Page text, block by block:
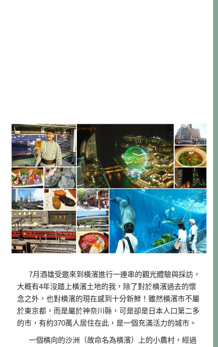
7月酒雄受邀來到橫濱進行一連串的觀光體驗與採訪，
大概有4年沒踏上橫濱土地的我，除了對於橫濱過去的懷
念之外，也對橫濱的現在感到十分新鮮！雖然橫濱市不屬
於東京都，而是屬於神奈川縣，可是卻是日本人口第二多
的市，有約370萬人居住在此，是一個充滿活力的城市。
一個橫向的沙洲（故命名為橫濱）上的小農村，經過